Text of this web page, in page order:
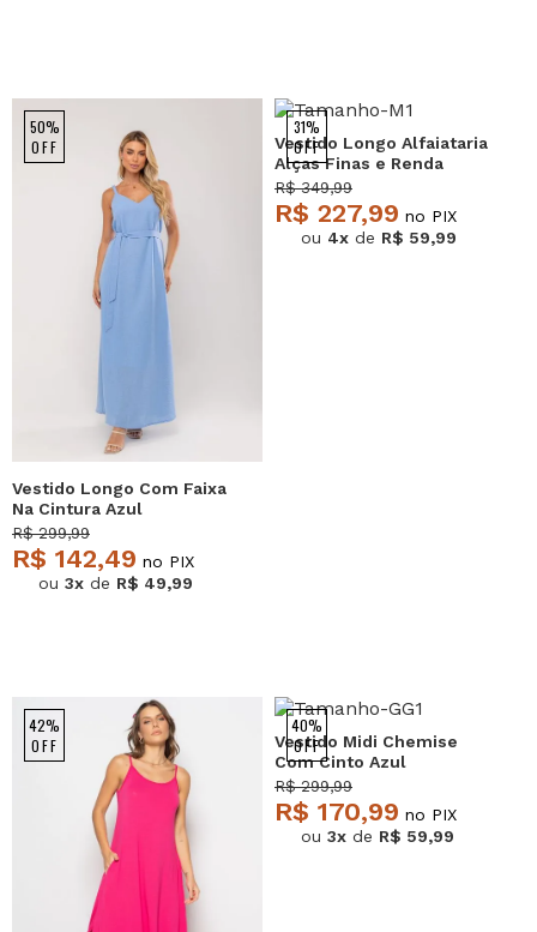
50%
OFF
Vestido Longo Com Faixa
Na Cintura Azul
Salvatore
R$ 299,99
R$ 142,49 no PIX
ou 3x de R$ 49,99
31%
OFF
Vestido Longo Alfaiataria
Alças Finas e Renda
Marfim Salvatore
R$ 349,99
R$ 227,99 no PIX
ou 4x de R$ 59,99
42%
OFF
40%
OFF
Vestido Midi Chemise
Com Cinto Azul
Salvatore
R$ 299,99
R$ 170,99 no PIX
ou 3x de R$ 59,99